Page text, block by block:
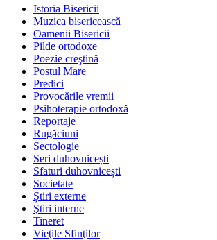
Istoria Bisericii
Muzica bisericească
Oamenii Bisericii
Pilde ortodoxe
Poezie creştină
Postul Mare
Predici
Provocările vremii
Psihoterapie ortodoxă
Reportaje
Rugăciuni
Sectologie
Seri duhovnicești
Sfaturi duhovnicești
Societate
Știri externe
Ştiri interne
Tineret
Vieţile Sfinţilor